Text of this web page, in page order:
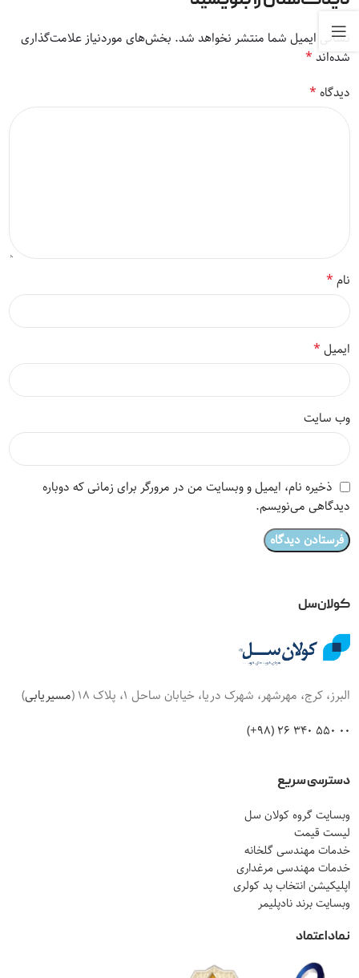
نشانی ایمیل شما منتشر نخواهد شد. بخش‌های موردنیاز علامت‌گذاری
شده‌اند*
دیدگاه*
نام*
ایمیل*
وب‌ سایت
ذخیره نام، ایمیل و وبسایت من در مرورگر برای زمانی که دوباره
دیدگاهی می‌نویسم.
کولان‌سل
البرز، کرج، مهرشهر، شهرک دریا، خیابان ساحل 1، پلاک 18 ( مسیریابی)
00 550 340 26 (98+)
دسترسی سریع
وبسایت گروه کولان سل
لیست قیمت
خدمات مهندسی گلخانه
خدمات مهندسی مرغداری
اپلیکیشن انتخاب پد کولری
وبسایت برند نادپلیمر
نماد اعتماد